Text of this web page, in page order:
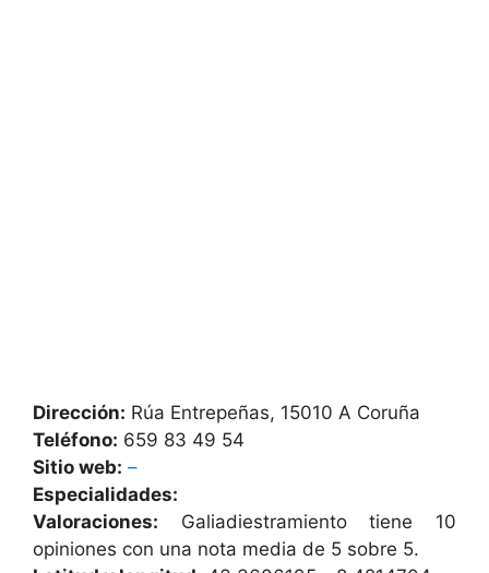
Dirección: Rúa Entrepeñas, 15010 A Coruña
Teléfono: 659 83 49 54
Sitio web: –
Especialidades:
Valoraciones: Galiadiestramiento tiene 10
opiniones con una nota media de 5 sobre 5.